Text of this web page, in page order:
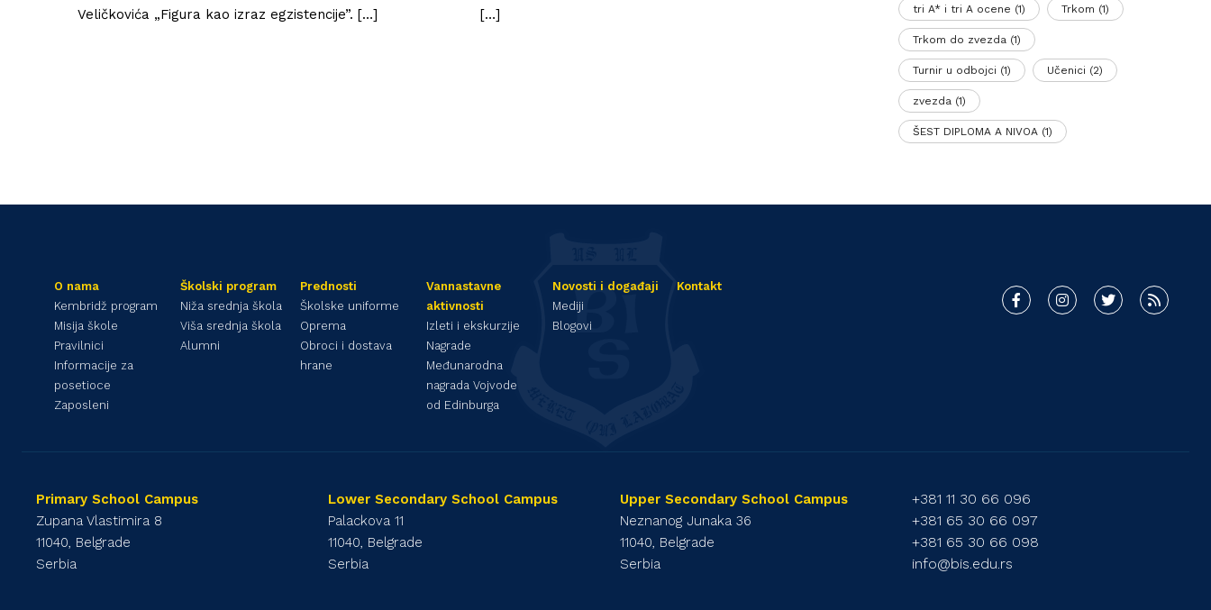
Veličkovića „Figura kao izraz egzistencije”. […]
[…]
tri A* i tri A ocene (1) Trkom (1)
Trkom do zvezda(1)
Turnir u odbojci (1) Učenici (2)
zvezda(1)
ŠEST DIPLOMA A NIVOA(1)
O nama
Kembridž program
Misija škole
Pravilnici
Informacije za
posetioce
Zaposleni
Školski program
Niža srednja škola
Viša srednja škola
Alumni
Prednosti
Školske uniforme
Oprema
Obroci i dostava
hrane
Vannastavne
aktivnosti
Izleti i ekskurzije
Nagrade
Međunarodna
nagrada Vojvode
od Edinburga
Novosti i događaji
Mediji
Blogovi
Kontakt
Primary School Campus
Zupana Vlastimira 8
11040, Belgrade
Serbia
Lower Secondary School Campus
Palackova 11
11040, Belgrade
Serbia
Upper Secondary School Campus
Neznanog Junaka 36
11040, Belgrade
Serbia
+381 11 30 66 096
+381 65 30 66 097
+381 65 30 66 098
info@bis.edu.rs